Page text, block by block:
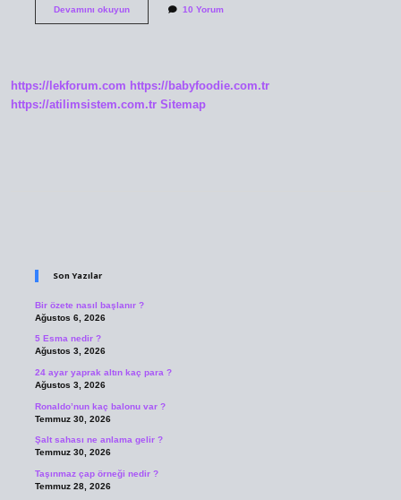
Devamını okuyunKabakulak
en
?
10 Yorum
https://lekforum.com https://babyfoodie.com.tr
https://atilimsistem.com.tr Sitemap
Son Yazılar
Bir özete nasıl başlanır ?
Ağustos 6, 2026
5 Esma nedir ?
Ağustos 3, 2026
24 ayar yaprak altın kaç para ?
Ağustos 3, 2026
Ronaldo’nun kaç balonu var ?
Temmuz 30, 2026
Şalt sahası ne anlama gelir ?
Temmuz 30, 2026
Taşınmaz çap örneği nedir ?
Temmuz 28, 2026